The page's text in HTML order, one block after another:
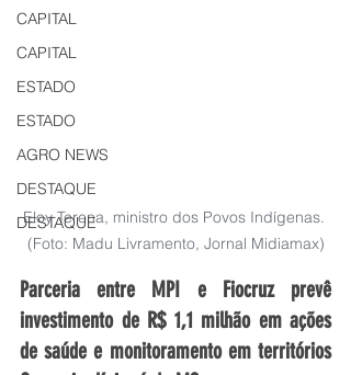
CAPITAL
CAPITAL
ESTADO
ESTADO
AGRO NEWS
DESTAQUE
DESTAQUE
Eloy Terena, ministro dos Povos Indígenas.
(Foto: Madu Livramento, Jornal Midiamax)
Parceria entre MPI e Fiocruz prevê
investimento de R$ 1,1 milhão em ações
de saúde e monitoramento em territórios